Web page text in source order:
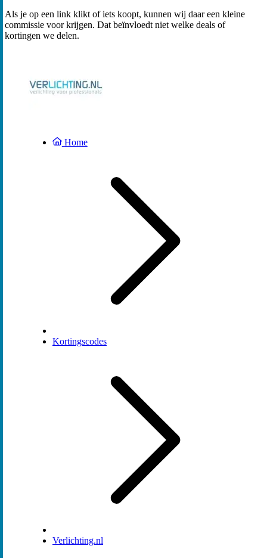
Als je op een link klikt of iets koopt, kunnen wij daar een kleine
commissie voor krijgen. Dat beïnvloedt niet welke deals of
kortingen we delen.
Home
Kortingscodes
Verlichting.nl